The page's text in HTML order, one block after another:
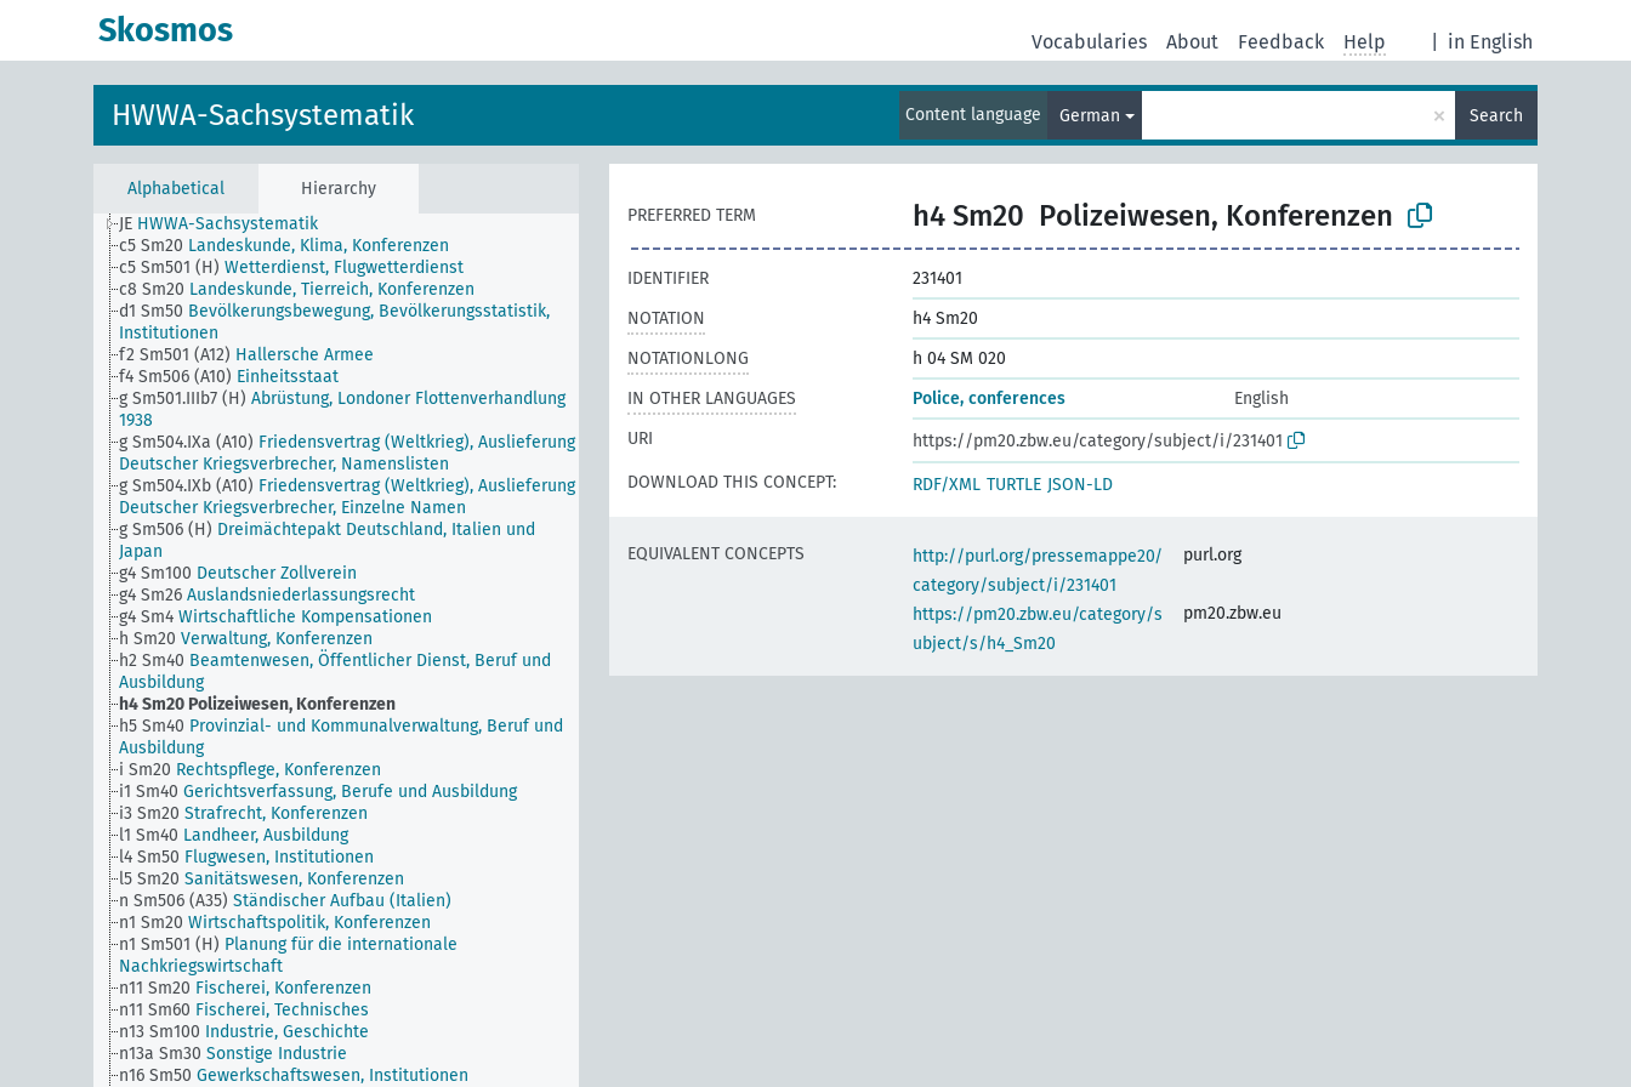
Skosmos in English
Vocabularies About Feedback Help
HWWA-Sachsystematik Content language German × Search
Alphabetical
Hierarchy
JE HWWA-Sachsystematik
c5 Sm20 Landeskunde, Klima, Konferenzen
c5 Sm501 (H) Wetterdienst, Flugwetterdienst
c8 Sm20 Landeskunde, Tierreich, Konferenzen
d1 Sm50 Bevölkerungsbewegung, Bevölkerungsstatistik,
Institutionen
f2 Sm501 (A12) Hallersche Armee
f4 Sm506 (A10) Einheitsstaat
g Sm501.IIIb7 (H) Abrüstung, Londoner Flottenverhandlung
1938
g Sm504.IXa (A10) Friedensvertrag (Weltkrieg), Auslieferung
Deutscher Kriegsverbrecher, Namenslisten
g Sm504.IXb (A10) Friedensvertrag (Weltkrieg), Auslieferung
Deutscher Kriegsverbrecher, Einzelne Namen
g Sm506 (H) Dreimächtepakt Deutschland, Italien und
Japan
g4 Sm100 Deutscher Zollverein
g4 Sm26 Auslandsniederlassungsrecht
g4 Sm4 Wirtschaftliche Kompensationen
h Sm20 Verwaltung, Konferenzen
h2 Sm40 Beamtenwesen, Öffentlicher Dienst, Beruf und
Ausbildung
h4 Sm20 Polizeiwesen, Konferenzen
h5 Sm40 Provinzial- und Kommunalverwaltung, Beruf und
Ausbildung
i Sm20 Rechtspflege, Konferenzen
i1 Sm40 Gerichtsverfassung, Berufe und Ausbildung
i3 Sm20 Strafrecht, Konferenzen
l1 Sm40 Landheer, Ausbildung
l4 Sm50 Flugwesen, Institutionen
l5 Sm20 Sanitätswesen, Konferenzen
n Sm506 (A35) Ständischer Aufbau (Italien)
n1 Sm20 Wirtschaftspolitik, Konferenzen
n1 Sm501 (H) Planung für die internationale
Nachkriegswirtschaft
n11 Sm20 Fischerei, Konferenzen
n11 Sm60 Fischerei, Technisches
n13 Sm100 Industrie, Geschichte
n13a Sm30 Sonstige Industrie
n16 Sm50 Gewerkschaftswesen, Institutionen
PREFERRED TERM h4 Sm20 Polizeiwesen, Konferenzen
IDENTIFIER
231401
NOTATION
h4 Sm20
NOTATIONLONG
h 04 SM 020
IN OTHER LANGUAGES
Police, conferences
English
URI
https://pm20.zbw.eu/category/subject/i/231401
DOWNLOAD THIS CONCEPT:
RDF/XML TURTLE JSON-LD
EQUIVALENT CONCEPTS
http://purl.org/pressemappe20/
category/subject/i/231401
purl.org
https://pm20.zbw.eu/category/s
ubject/s/h4_Sm20
pm20.zbw.eu